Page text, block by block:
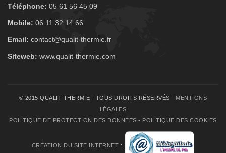
Téléphone: 05 61 56 45 09
Mobile: 06 11 32 14 66
Email: contact@qualit-thermie.fr
Siteweb: www.qualit-thermie.com
© 2015 QUALIT-THERMIE - TOUS DROITS RÉSERVÉS - MENTIONS
LÉGALES
POLITIQUE DE PROTECTION DES DONNÉES - POLITIQUE DES COOKIES
CRÉATION DU SITE INTERNET :